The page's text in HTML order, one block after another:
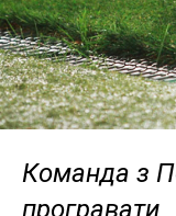
Команда з
програвати